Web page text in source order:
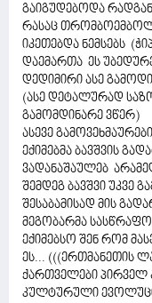
გაიგუდებოდა
რასაც
იკეთებდა ნემსებს
დაემართა ეს
დედიმირი ასე
(ასე დეტალურად
გამომდინარე ვწერ)
ასევე
ექიმებმა ბავშვის
ვადანაშაულებ
შემდეგ ბავშვი უკვე
შესაბამისად მის
მეგობარმა
ექიმებსო შენ რომ
ეს... (((ერთმანეთის
ქართველები პირველ
კულტურული